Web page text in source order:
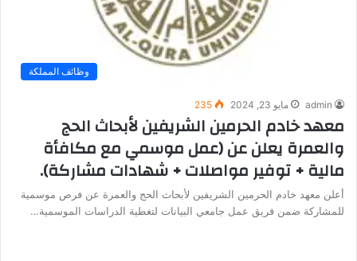
وظائف المملكة
admin مايو 23, 2024 235
معهد خادم الحرمين الشريفين لأبحاث الحج
والعمرة يعلن عن (عمل موسمي مع مكافأة
مالية + توفير مواصلات + شهادات مشاركة).
أعلن معهد خادم الحرمين الشريفين لأبحاث الحج والعمرة عن فرص موسمية
للمشاركة ضمن فريق عمل جامعي البيانات لتغطية الدراسات الموسمية…